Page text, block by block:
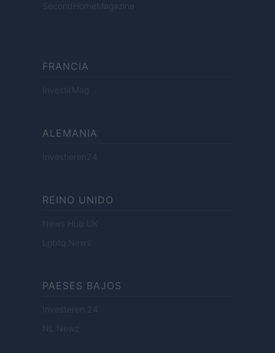
SecondHomeMagazine
FRANCIA
InvestirMag
ALEMANIA
Investieren24
REINO UNIDO
News Hub UK
Lgbtq News
PAESES BAJOS
Investeren 24
NL Newz